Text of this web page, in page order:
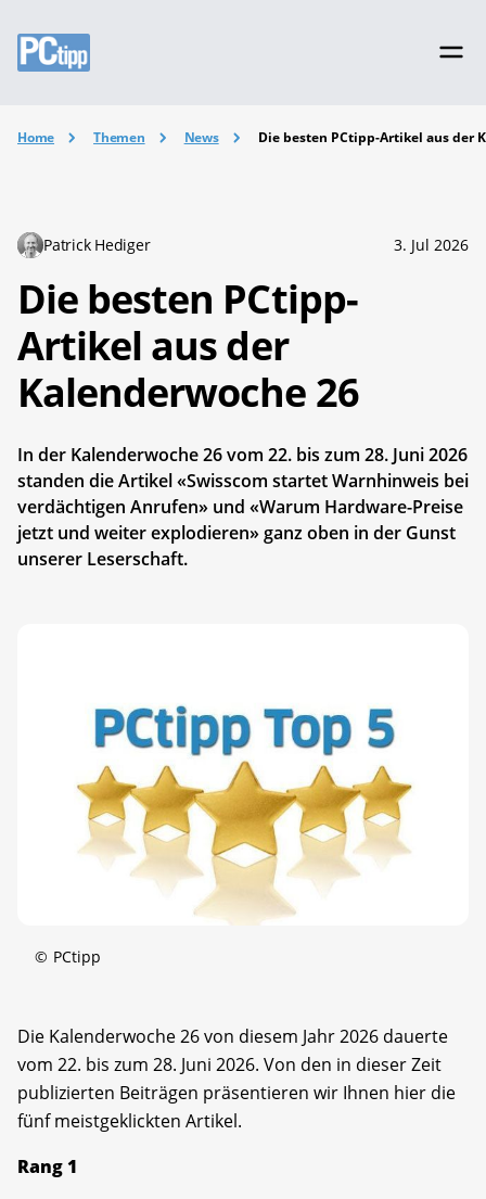
Home Themen News Die besten PCtipp-Artikel aus der
Patrick Hediger 3. Jul 2026
Die besten PCtipp-
Artikel aus der
Kalenderwoche 26
In der Kalenderwoche 26 vom 22. bis zum 28. Juni 2026
standen die Artikel «Swisscom startet Warnhinweis bei
verdächtigen Anrufen» und «Warum Hardware-Preise
jetzt und weiter explodieren» ganz oben in der Gunst
unserer Leserschaft.
© PCtipp
Die Kalenderwoche 26 von diesem Jahr 2026 dauerte
vom 22. bis zum 28. Juni 2026. Von den in dieser Zeit
publizierten Beiträgen präsentieren wir Ihnen hier die
fünf meistgeklickten Artikel.
Rang 1